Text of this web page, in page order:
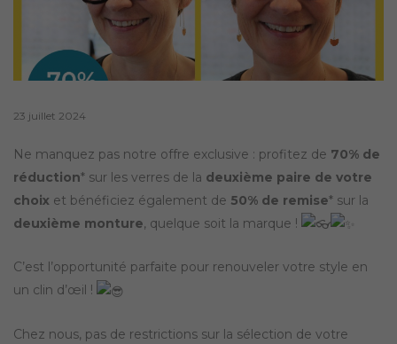
Posted
23 juillet 2024
Ne manquez pas notre offre exclusive : profitez de 70% de
réduction* sur les verres de la deuxième paire de votre
choix et bénéficiez également de 50% de remise* sur la
deuxième monture, quelque soit la marque !
C’est l’opportunité parfaite pour renouveler votre style en
un clin d’œil !
Chez nous, pas de restrictions sur la sélection de votre